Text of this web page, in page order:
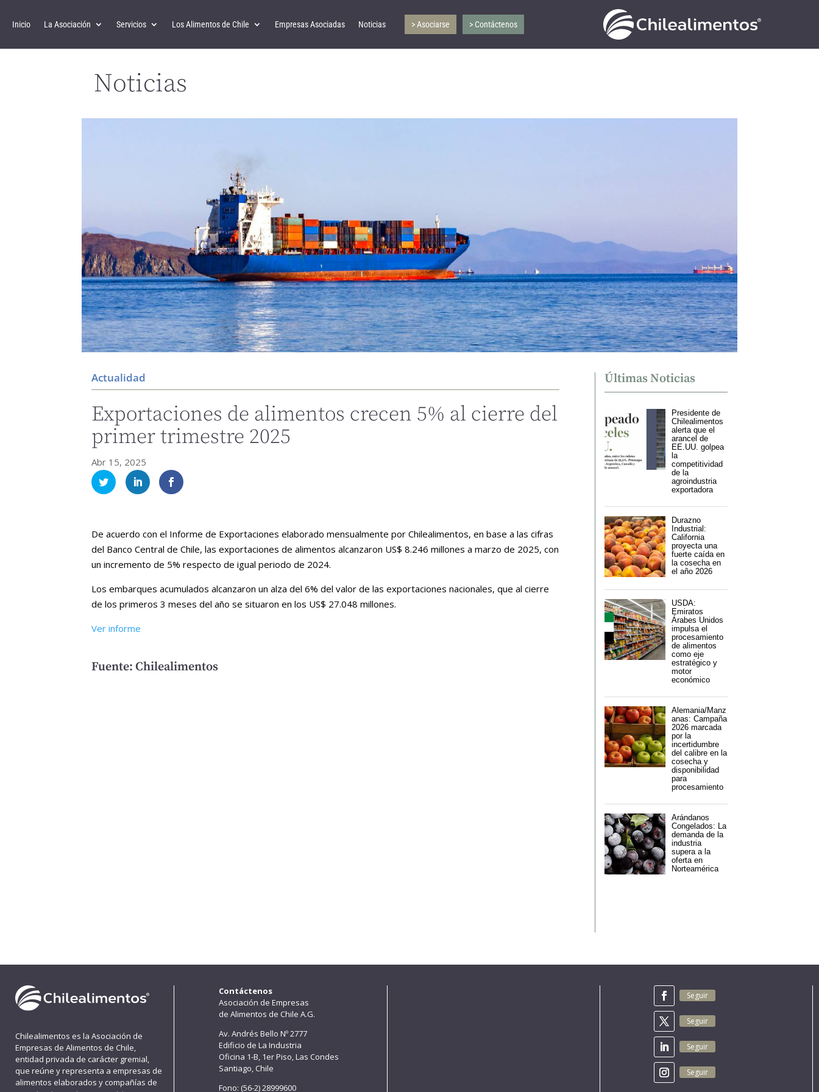
Inicio La Asociación Servicios Los Alimentos de Chile Empresas Asociadas Noticias > Asociarse > Contáctenos
Noticias
Actualidad
Exportaciones de alimentos crecen 5% al ​​cierre del
primer trimestre 2025
Abr 15, 2025
De acuerdo con el Informe de Exportaciones elaborado mensualmente por Chilealimentos, en base a las cifras
del Banco Central de Chile, las exportaciones de alimentos alcanzaron US$ 8.246 millones a marzo de 2025, con
un incremento de 5% respecto de igual periodo de 2024.
Los embarques acumulados alcanzaron un alza del 6% del valor de las exportaciones nacionales, que al cierre
de los primeros 3 meses del año se situaron en los US$ 27.048 millones.
Ver informe
Fuente: Chilealimentos
Últimas Noticias
Presidente de
Chilealimentos
alerta que el
arancel de
EE.UU. golpea
la
competitividad
de la
agroindustria
exportadora
Durazno
Industrial:
California
proyecta una
fuerte caída en
la cosecha en
el año 2026
USDA:
Emiratos
Árabes Unidos
impulsa el
procesamiento
de alimentos
como eje
estratégico y
motor
económico
Alemania/Manz
anas: Campaña
2026 marcada
por la
incertidumbre
del calibre en la
cosecha y
disponibilidad
para
procesamiento
Arándanos
Congelados: La
demanda de la
industria
supera a la
oferta en
Norteamérica
Chilealimentos es la Asociación de
Empresas de Alimentos de Chile,
entidad privada de carácter gremial,
que reúne y representa a empresas de
alimentos elaborados y compañías de
Contáctenos
Asociación de Empresas
de Alimentos de Chile A.G.
Av. Andrés Bello Nº 2777
Edificio de La Industria
Oficina 1-B, 1er Piso, Las Condes
Santiago, Chile
Fono: (56-2) 28999600
Seguir
Seguir
Seguir
Seguir